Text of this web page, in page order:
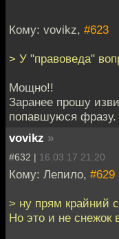
Кому: vovikz, #623
> У "правоведа"
Мощно!!
Заранее прошу
попавшуюся фразу.
vovikz »
#632 | 16.03.17 21:20
Кому: Лепило, #629
> ну прям крайний
Но это и не снежок